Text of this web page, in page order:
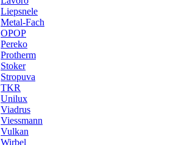
Liepsnele
Metal-Fach
OPOP
Pereko
Protherm
Stoker
Stropuva
TKR
Unilux
Viadrus
Viessmann
Vulkan
Wirbel